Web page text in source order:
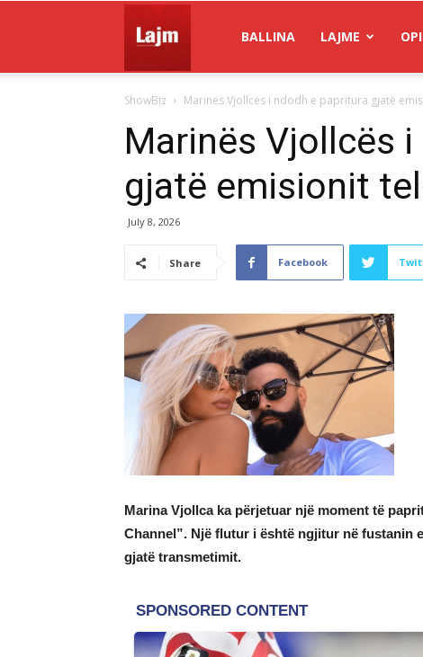
Lajm
BALLINA LAJME
ShowBiz Marinës Vjollcës i ndodh e papritura gjatë
Marinës Vjollcës
gjatë emisionit
July 8, 2026
Share Facebook
Marina Vjollca ka përjetuar një moment të
Channel”. Një flutur i është ngjitur në fustanin
gjatë transmetimit.